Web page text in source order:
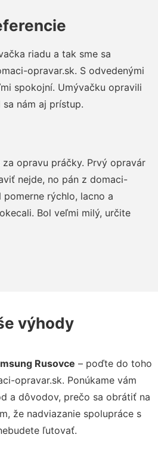
riadu a tak sme sa
opravar.sk. S odvedenými
spokojní. Umývačku opravili
nám aj prístup.
opravu práčky. Prvý opravár
nejde, no pán z domaci-
rýchlo, lacno a
Bol veľmi milý, určite
výhody
Rusovce – poďte do toho
opravar.sk. Ponúkame vám
a dôvodov, prečo sa obrátiť na
že nadviazanie spolupráce s
ľutovať.